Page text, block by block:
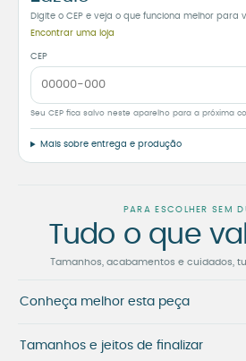
Digite o CEP e veja o que funciona melhor para
Encontrar uma loja
CEP
Seu CEP fica salvo neste aparelho para a próxima
Mais sobre entrega e produção
PARA ESCOLHER SEM
Tudo o que
Tamanhos, acabamentos e cuidados,
Conheça melhor esta peça
Tamanhos e jeitos de finalizar